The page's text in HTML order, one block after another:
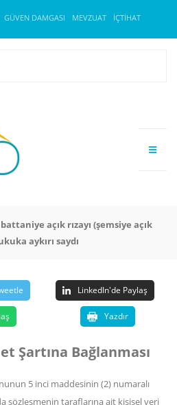
GÜVEN DAMGASI MEVZUAT İÇTIHAT
açık rızayı (şemsiye açık
aykırı saydı
LinkedIn'de Paylaş
Yazdır
Şartına Bağlanması
5 inci maddesinin (2) numaralı
sözleşmenin taraflarına ait kişisel veri